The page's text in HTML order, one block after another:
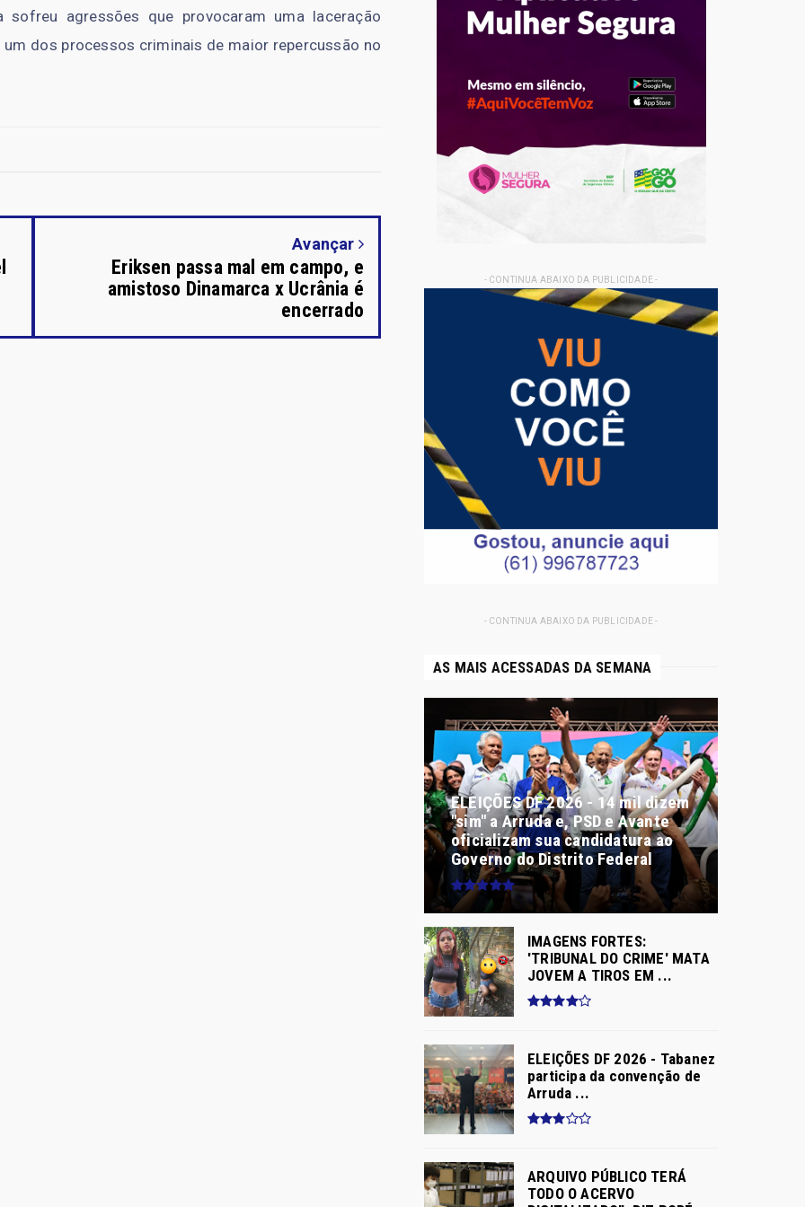
agressões que provocaram uma laceração
dos processos criminais de maior repercussão no
Avançar
Eriksen passa mal em campo, e
amistoso Dinamarca x Ucrânia é
encerrado
- CONTINUA ABAIXO DA PUBLICIDADE -
- CONTINUA ABAIXO DA PUBLICIDADE -
AS MAIS ACESSADAS DA SEMANA
ELEIÇÕES DF 2026 - 14 mil dizem
"sim" a Arruda e, PSD e Avante
oficializam sua candidatura ao
Governo do Distrito Federal
IMAGENS FORTES:
'TRIBUNAL DO CRIME' MATA
JOVEM A TIROS EM ...
ELEIÇÕES DF 2026 - Tabanez
participa da convenção de
Arruda ...
ARQUIVO PÚBLICO TERÁ
TODO O ACERVO